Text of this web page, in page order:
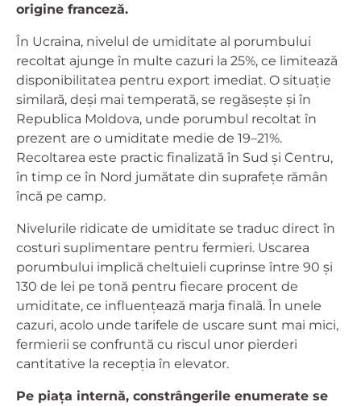
origine franceză.
În Ucraina, nivelul de umiditate al porumbului
recoltat ajunge în multe cazuri la 25%, ce limitează
disponibilitatea pentru export imediat. O situație
similară, deși mai temperată, se regăsește și în
Republica Moldova, unde porumbul recoltat în
prezent are o umiditate medie de 19–21%.
Recoltarea este practic finalizată în Sud și Centru,
în timp ce în Nord jumătate din suprafețe rămân
încă pe camp.
Nivelurile ridicate de umiditate se traduc direct în
costuri suplimentare pentru fermieri. Uscarea
porumbului implică cheltuieli cuprinse între 90 și
130 de lei pe tonă pentru fiecare procent de
umiditate, ce influențează marja finală. În unele
cazuri, acolo unde tarifele de uscare sunt mai mici,
fermierii se confruntă cu riscul unor pierderi
cantitative la recepția în elevator.
Pe piața internă, constrângerile enumerate se